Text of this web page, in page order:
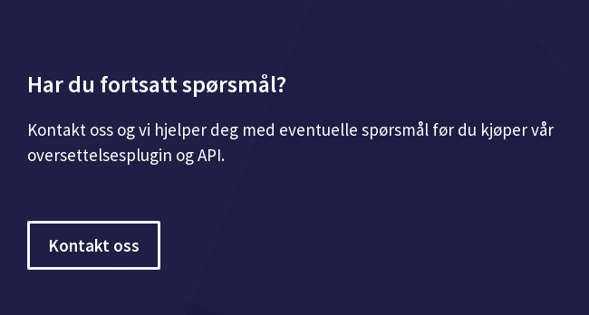
Har du fortsatt spørsmål?
Kontakt oss og vi hjelper deg med eventuelle spørsmål før du kjøper vår
oversettelsesplugin og API.
Kontakt oss